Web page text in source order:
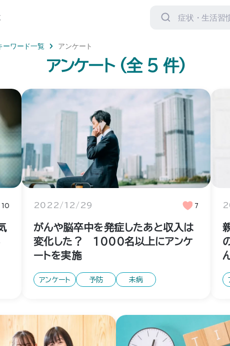
ーワード一覧 アンケート
アンケート (全5 件)
10 2022/12/29 7
がんや脳卒中を発症したあと収入は
変化した？ 1000名以上にアンケ
ートを実施
アンケート 予防 未病